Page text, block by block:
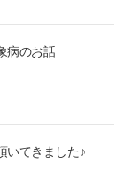
病のお話
いてきました♪